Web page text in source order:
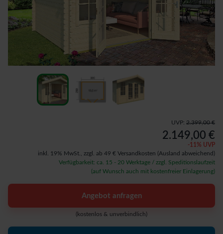
UVP: 2.399,00 €
2.149,00 €
-11 % UVP
inkl. 19% MwSt., zzgl. ab 49 € Versandkosten (Ausland abweichend)
Verfügbarkeit: ca. 15 - 20 Werktage / zzgl. Speditionslaufzeit
(auf Wunsch auch mit kostenfreier Einlagerung)
Angebot anfragen
(kostenlos & unverbindlich)